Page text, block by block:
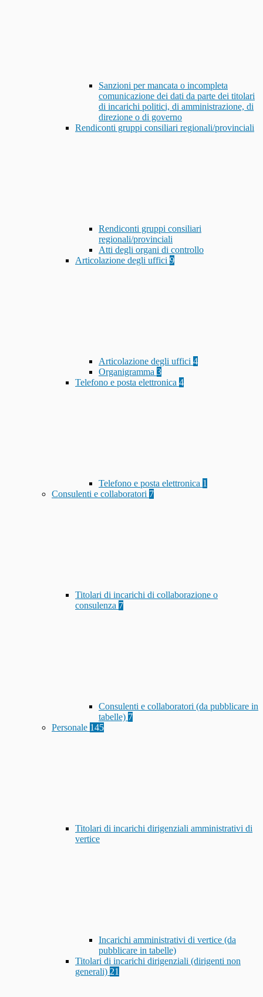
Sanzioni per mancata o incompleta
comunicazione dei dati da parte dei titolari
di incarichi politici, di amministrazione, di
direzione o di governo
Rendiconti gruppi consiliari regionali/provinciali
Rendiconti gruppi consiliari
regionali/provinciali
Atti degli organi di controllo
Articolazione degli uffici 9
Articolazione degli uffici 4
Organigramma 3
Telefono e posta elettronica 4
Telefono e posta elettronica 1
Consulenti e collaboratori 7
Titolari di incarichi di collaborazione o
consulenza 7
Consulenti e collaboratori (da pubblicare in
tabelle) 7
Personale 145
Titolari di incarichi dirigenziali amministrativi di
vertice
Incarichi amministrativi di vertice (da
pubblicare in tabelle)
Titolari di incarichi dirigenziali (dirigenti non
generali) 21